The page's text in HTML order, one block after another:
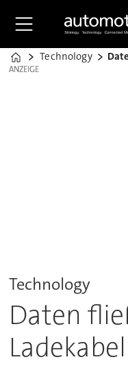
Home
Technology
ANZEIGE
ANZEIGE
Technology
Daten
Ladekabel